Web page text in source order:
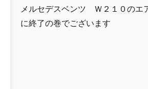
メルセデスベンツ Ｗ２１０のエ
に終了の巻でございます